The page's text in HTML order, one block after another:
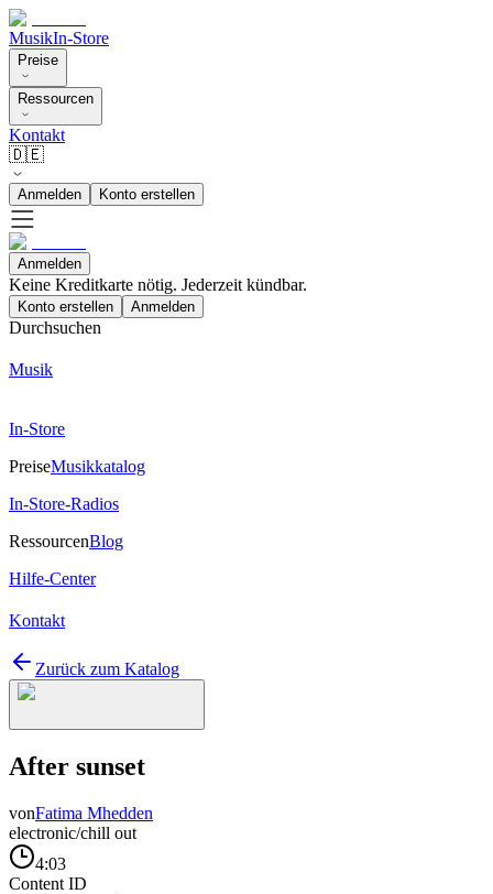
MusikIn-Store
Preise
Ressourcen
Kontakt
🇩🇪
Anmelden Konto erstellen
Anmelden
Keine Kreditkarte nötig. Jederzeit kündbar.
Konto erstellen Anmelden
Durchsuchen
Musik
In-Store
PreiseMusikkatalog
In-Store-Radios
RessourcenBlog
Hilfe-Center
Kontakt
Zurück zum Katalog
After sunset
vonFatima Mhedden
electronic/chill out
4:03
Content ID